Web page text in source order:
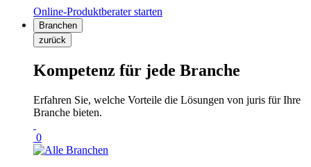
Online-Produktberater starten
Branchen
zurück
Kompetenz für jede Branche
Erfahren Sie, welche Vorteile die Lösungen von juris für Ihre
Branche bieten.
0